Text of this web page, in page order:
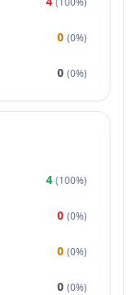
0 (0%)
0 (0%)
4 (100%)
0 (0%)
0 (0%)
0 (0%)